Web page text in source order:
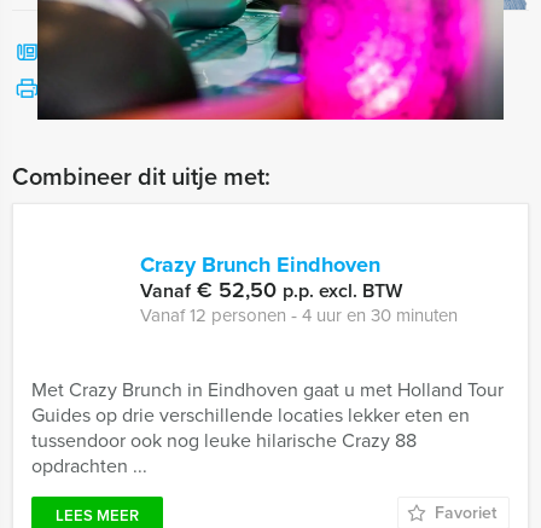
Bel mij terug
Bekijk printbare versie
Combineer dit uitje met:
Crazy Brunch Eindhoven
Vanaf€ 52,50 p.p. excl. BTW
Vanaf 12 personen ‐ 4 uur en 30 minuten
Met Crazy Brunch in Eindhoven gaat u met Holland Tour
Guides op drie verschillende locaties lekker eten en
tussendoor ook nog leuke hilarische Crazy 88
opdrachten ...
LEES MEER Favoriet